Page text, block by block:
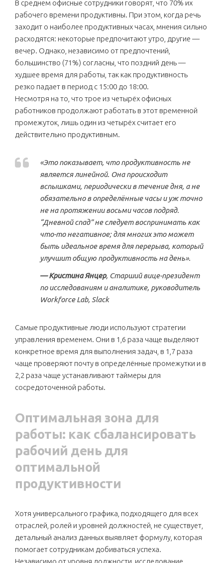
В среднем офисные сотрудники говорят, что 70% их
рабочего времени продуктивны. При этом, когда речь
заходит о наиболее продуктивных часах, мнения сильно
расходятся: некоторые предпочитают утро, другие —
вечер. Однако, независимо от предпочтений,
большинство (71%) согласны, что поздний день —
худшее время для работы, так как продуктивность
резко падает в период с 15:00 до 18:00.
Несмотря на то, что трое из четырёх офисных
работников продолжают работать в этот временной
промежуток, лишь один из четырёх считает его
действительно продуктивным.
«Это показывает, что продуктивность не
является линейной. Она происходит
вспышками, периодически в течение дня, а не
обязательно в определённые часы и уж точно
не на протяжении восьми часов подряд.
“Дневной спад” не следует воспринимать как
что-то негативное; для многих это может
быть идеальное время для перерыва, который
улучшит общую продуктивность на день».
— Кристина Янцер, Старший вице-президент
по исследованиям и аналитике, руководитель
Workforce Lab, Slack
Самые продуктивные люди используют стратегии
управления временем. Они в 1,6 раза чаще выделяют
конкретное время для выполнения задач, в 1,7 раза
чаще проверяют почту в определённые промежутки и в
2,2 раза чаще устанавливают таймеры для
сосредоточенной работы.
Оптимальная зона для
работы: как сбалансировать
рабочий день для
оптимальной
продуктивности
Хотя универсального графика, подходящего для всех
отраслей, ролей и уровней должностей, не существует,
детальный анализ данных выявляет формулу, которая
помогает сотрудникам добиваться успеха.